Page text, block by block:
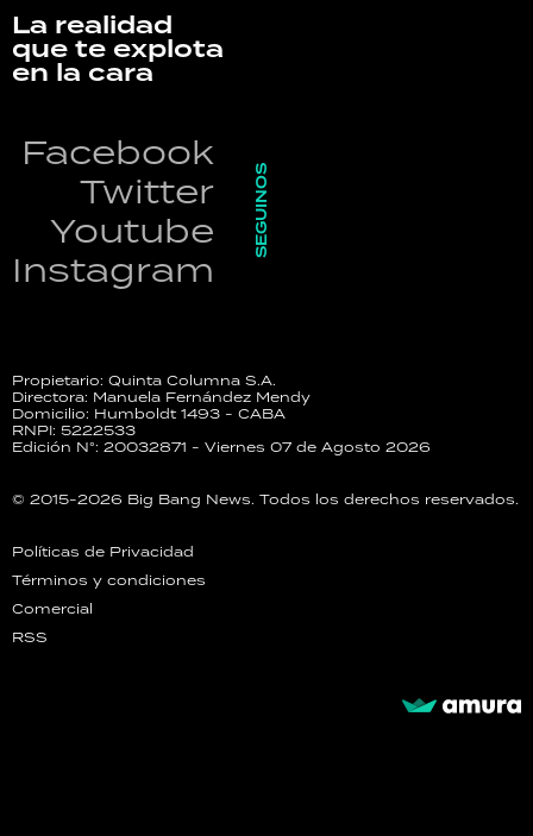
La realidad
que te explota
en la cara
Facebook
Twitter
Youtube
Instagram
SEGUINOS
Propietario: Quinta Columna S.A.
Directora: Manuela Fernández Mendy
Domicilio: Humboldt 1493 - CABA
RNPI: 5222533
Edición N°: 20032871 - Viernes 07 de Agosto 2026
© 2015-2026 Big Bang News. Todos los derechos reservados.
Políticas de Privacidad
Términos y condiciones
Comercial
RSS